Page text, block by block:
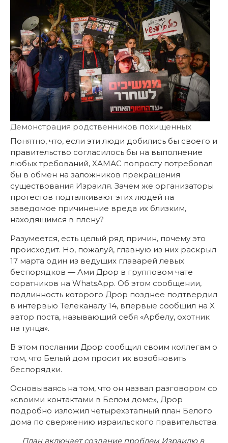
Демонстрация родственников похищенных
Понятно, что, если эти люди добились бы своего и
правительство согласилось бы на выполнение
любых требований, ХАМАС попросту потребовал
бы в обмен на заложников прекращения
существования Израиля. Зачем же организаторы
протестов подталкивают этих людей на
заведомое причинение вреда их близким,
находящимся в плену?
Разумеется, есть целый ряд причин, почему это
происходит. Но, пожалуй, главную из них раскрыл
17 марта один из ведущих главарей левых
беспорядков — Ами Дрор в групповом чате
соратников на WhatsApp. Об этом сообщении,
подлинность которого Дрор позднее подтвердил
в интервью Телеканалу 14, впервые сообщил на X
автор поста, называющий себя «Арбелу, охотник
на тунца».
В этом послании Дрор сообщил своим коллегам о
том, что Белый дом просит их возобновить
беспорядки.
Основываясь на том, что он назвал разговором со
«своими контактами в Белом доме», Дрор
подробно изложил четырехэтапный план Белого
дома по свержению израильского правительства.
План включает создание проблем Израилю в